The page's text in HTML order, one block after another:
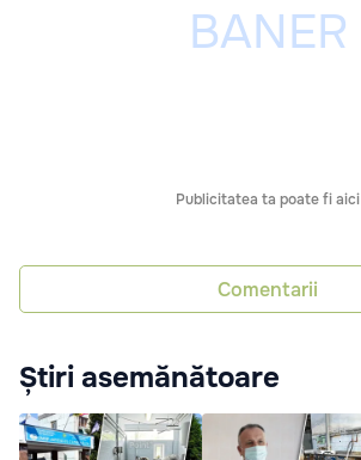
Publicitatea ta poate fi aici
Comentarii
Știri asemănătoare